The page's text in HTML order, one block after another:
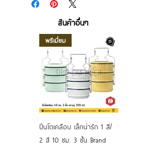
สินค้าอื่นๆ
พรีเมี่ยม
ปิ่นโตเคลือบ เล็กน่ารัก 1 สี/
2 สี 10 ซม. 3 ชั้น Brand
ชามเคลือบ